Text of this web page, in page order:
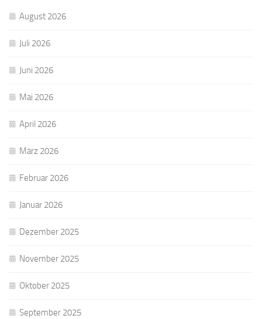
August 2026
Juli 2026
Juni 2026
Mai 2026
April 2026
März 2026
Februar 2026
Januar 2026
Dezember 2025
November 2025
Oktober 2025
September 2025